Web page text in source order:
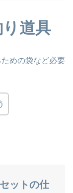
道具
めの袋など必要
ットの仕